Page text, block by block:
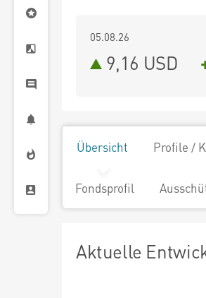
05.08.26
9,16 USD
Übersicht Profile /
Fondsprofil
Aktuelle